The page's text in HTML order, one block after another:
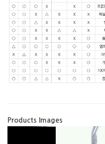
Products Images